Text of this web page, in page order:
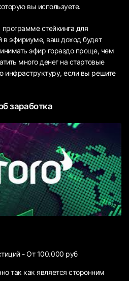
вы используете.
стейкинга для
в эфириуме, ваш доход будет
эфир гораздо проще, чем
много денег на стартовые
инфраструктуру, если вы решите
заработка
- От 100.000 руб
так как является сторонним